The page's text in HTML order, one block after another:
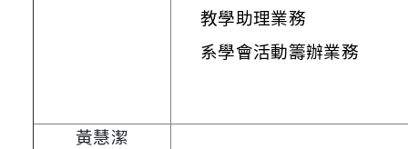
教學助理業務
系學會活動籌辦業務
黃慧潔